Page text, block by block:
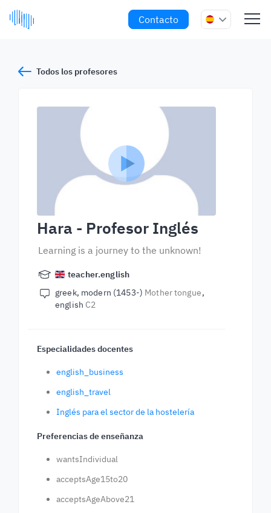
Contacto
Todos los profesores
Hara - Profesor Inglés
Learning is a journey to the unknown!
teacher.english
greek, modern (1453-) Mother tongue
english C2
Especialidades docentes
english_business
english_travel
Inglés para el sector de la hostelería
Preferencias de enseñanza
wantsIndividual
acceptsAge15to20
acceptsAgeAbove21